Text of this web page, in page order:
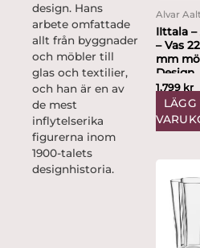
design. Hans
arbete omfattade
allt från byggnader
och möbler till
glas och textilier,
och han är en av
de mest
inflytelserika
figurerna inom
1900-talets
designhistoria.
Alvar
IIttala
– Vas
mm
Design
Alvar...
1,799 kr
LÄGG